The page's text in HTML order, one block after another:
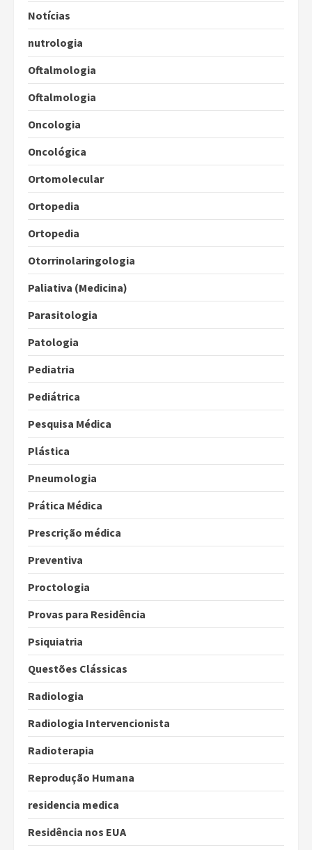
Notícias
nutrologia
Oftalmologia
Oftalmologia
Oncologia
Oncológica
Ortomolecular
Ortopedia
Ortopedia
Otorrinolaringologia
Paliativa (Medicina)
Parasitologia
Patologia
Pediatria
Pediátrica
Pesquisa Médica
Plástica
Pneumologia
Prática Médica
Prescrição médica
Preventiva
Proctologia
Provas para Residência
Psiquiatria
Questões Clássicas
Radiologia
Radiologia Intervencionista
Radioterapia
Reprodução Humana
residencia medica
Residência nos EUA